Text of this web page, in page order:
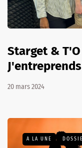
Starget &
20 mars 2024
A LA UNE